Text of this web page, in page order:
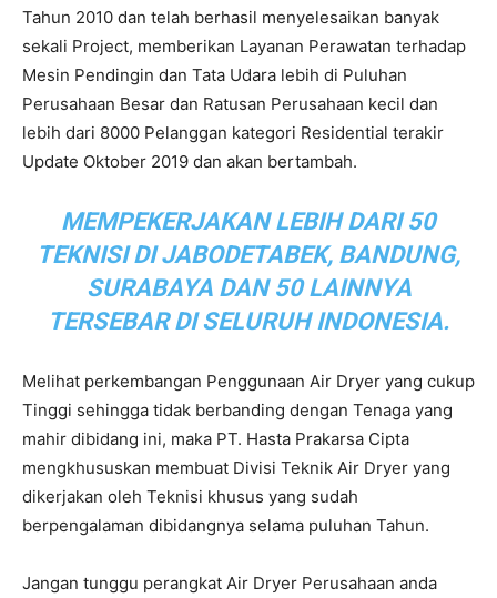
Tahun 2010 dan telah berhasil menyelesaikan banyak
sekali Project, memberikan Layanan Perawatan terhadap
Mesin Pendingin dan Tata Udara lebih di Puluhan
Perusahaan Besar dan Ratusan Perusahaan kecil dan
lebih dari 8000 Pelanggan kategori Residential terakir
Update Oktober 2019 dan akan bertambah.
MEMPEKERJAKAN LEBIH DARI 50
TEKNISI DI JABODETABEK, BANDUNG,
SURABAYA DAN 50 LAINNYA
TERSEBAR DI SELURUH INDONESIA.
Melihat perkembangan Penggunaan Air Dryer yang cukup
Tinggi sehingga tidak berbanding dengan Tenaga yang
mahir dibidang ini, maka PT. Hasta Prakarsa Cipta
mengkhususkan membuat Divisi Teknik Air Dryer yang
dikerjakan oleh Teknisi khusus yang sudah
berpengalaman dibidangnya selama puluhan Tahun.
Jangan tunggu perangkat Air Dryer Perusahaan anda